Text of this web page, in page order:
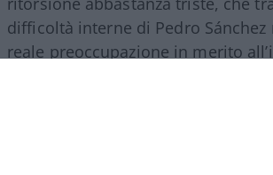
difficoltà interne di Pedro Sánchez
reale preoccupazione in merito